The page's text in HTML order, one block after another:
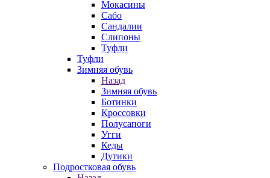
Мокасины
Сабо
Сандалии
Слипоны
Туфли
Туфли
Зимняя обувь
Назад
Зимняя обувь
Ботинки
Кроссовки
Полусапоги
Угги
Кеды
Дутики
Подростковая обувь